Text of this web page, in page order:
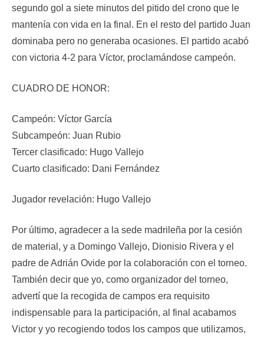
segundo gol a siete minutos del pitido del crono que le
mantenía con vida en la final. En el resto del partido Juan
dominaba pero no generaba ocasiones. El partido acabó
con victoria 4-2 para Víctor, proclamándose campeón.
CUADRO DE HONOR:
Campeón: Víctor García
Subcampeón: Juan Rubio
Tercer clasificado: Hugo Vallejo
Cuarto clasificado: Dani Fernández
Jugador revelación: Hugo Vallejo
Por último, agradecer a la sede madrileña por la cesión
de material, y a Domingo Vallejo, Dionisio Rivera y el
padre de Adrián Ovide por la colaboración con el torneo.
También decir que yo, como organizador del torneo,
advertí que la recogida de campos era requisito
indispensable para la participación, al final acabamos
Victor y yo recogiendo todos los campos que utilizamos,